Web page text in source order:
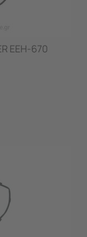
EEH-670